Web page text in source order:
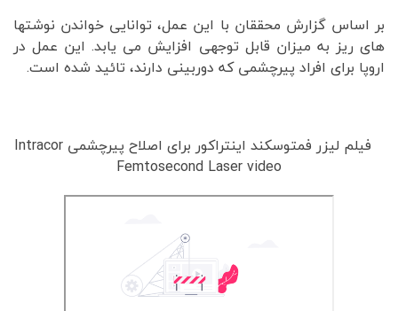
بر اساس گزارش محققان با این عمل، توانایی خواندن نوشتها
های ریز به میزان قابل توجهی افزایش می یابد. این عمل در
اروپا برای افراد پیرچشمی که دوربینی دارند، تائید شده است.
فیلم لیزر فمتوسکند اینتراکور برای اصلاح پیرچشمی Intracor
Femtosecond Laser video